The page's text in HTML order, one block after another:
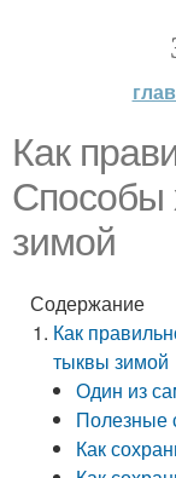
Как
Способы
зимой
Содержание
Как
тыквы зимой
Один из
Полезные
Как